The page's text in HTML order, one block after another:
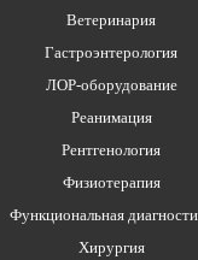
Ветеринария
Гастроэнтерология
ЛОР-оборудование
Реанимация
Рентгенология
Физиотерапия
Функциональная
Хирургия